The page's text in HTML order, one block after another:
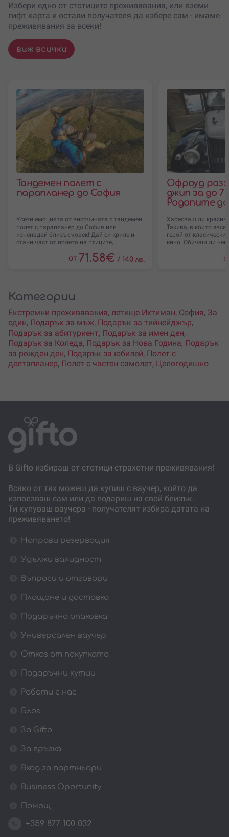
Избери едно от стотиците преживявания, или вземи
гифт карта и остави получателя да избере сам - имаме
преживявания за всеки!
виж всички
Тандемен полет с
парапланер до София
Усети емоцията от височината с тандемен
полет с парапланер до София или
изненадай близък човек! Дай си криле и
стани част от полета на птиците,
от 71.58€ / 140 лв.
Офроуд
джип за до 7
Родопите
Харесваш ли
Такива, в които
герой от
кино. Обичаш ли
Категории
Екстремни преживявания, летище Ихтиман, София, За
един, Подарък за мъж, Подарък за тийнейджър,
Подарък за абитуриент, Подарък за имен ден,
Подарък за Коледа, Подарък за Нова Година, Подарък
за рожден ден, Подарък за юбилей, Полет с
делтапланер, Полет с частен самолет, Целогодишно
В Gifto избираш от стотици страхотни преживявания!
Всяко от тях можеш да купиш с ваучер, който да
използваш сам или да подариш на свой близък.
Ти купуваш ваучера - получателят избира датата на
преживяването!
Направи резервация
Удължи валидност
Въпроси и отговори
Плащане и доставка
Подаръчна опаковка
Универсален ваучер
Отказ от покупката
Подаръчни кутии
Работи с нас
Блог
За Gifto
За връзка
Вход за партньори
Business Oportunity
Помощ
+359 877 100 032